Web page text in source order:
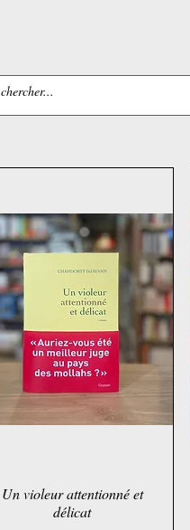
Schnellansicht
Un violeur attentionné et
délicat